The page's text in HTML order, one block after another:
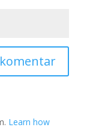
Learn how